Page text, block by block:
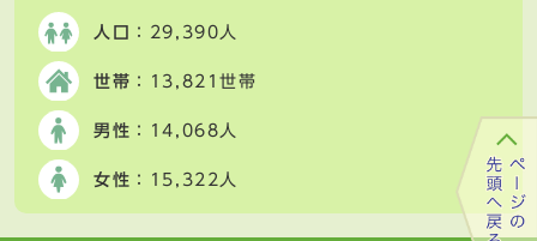
人口 ：29,390人
世帯 ：13,821世帯
男性 ：14,068人
女性 ：15,322人